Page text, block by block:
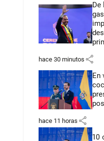
De
hace 30 minutos share
En
hace 11 horas share
10